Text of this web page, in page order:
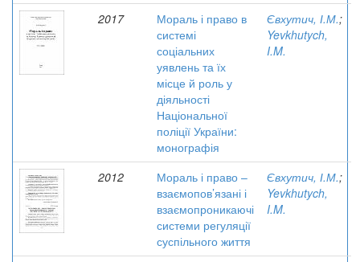
2017
Мораль і право в
системі
соціальних
уявлень та їх
місце й роль у
діяльності
Національної
поліції України:
монографія
Євхутич, І.М.;
Yevkhutych,
I.M.
2012
Мораль і право –
взаємопов’язані і
взаємопроникаючі
системи регуляції
суспільного життя
Євхутич, І.М.;
Yevkhutych,
I.M.